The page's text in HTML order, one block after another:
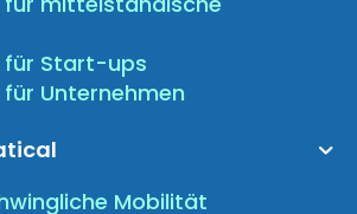
für Start-ups
Unternehmen
Mobilität